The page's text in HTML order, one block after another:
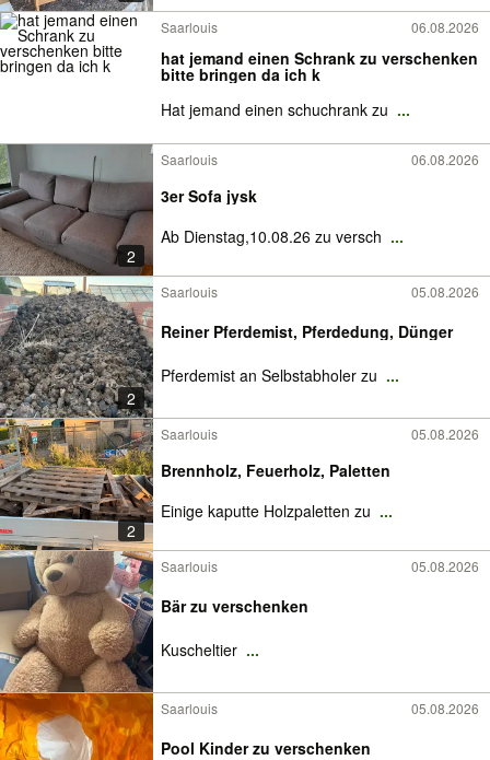
Saarlouis 06.08.2026
hat jemand einen Schrank zu verschenken
bitte bringen da ich k
Hat jemand einen schuchrank zu ...
2
Saarlouis 06.08.2026
3er Sofa jysk
Ab Dienstag,10.08.26 zu versch ...
2
Saarlouis 05.08.2026
Reiner Pferdemist, Pferdedung, Dünger
Pferdemist an Selbstabholer zu ...
2
Saarlouis 05.08.2026
Brennholz, Feuerholz, Paletten
Einige kaputte Holzpaletten zu ...
Saarlouis 05.08.2026
Bär zu verschenken
Kuscheltier ...
Saarlouis 05.08.2026
Pool Kinder zu verschenken